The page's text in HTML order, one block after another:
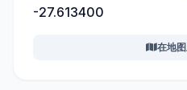
-27.613400
在地